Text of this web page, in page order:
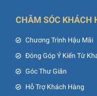
CHĂM SÓC KHÁCH
Chương Trình Hậu Mãi
Đóng Góp Ý Kiến Từ
Góc Thư Giãn
Hỗ Trợ Khách Hàng